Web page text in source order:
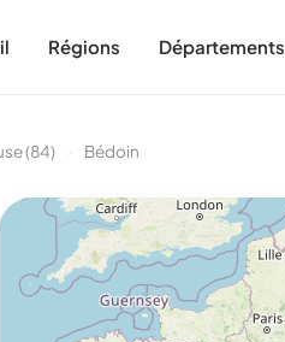
Régions Départements
(84) Bédoin